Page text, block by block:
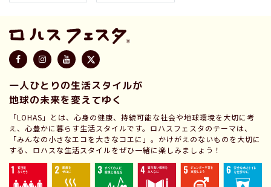
一人ひとりの生活スタイルが
地球の未来を変えてゆく
「LOHAS」とは、心身の健康、持続可能な社会や地球環境を大切に考
え、心豊かに暮らす生活スタイルです。ロハスフェスタのテーマは、
「みんなの小さなエコを大きなコエに」。かけがえのないものを大切に
する、ロハスな生活スタイルをぜひ一緒に楽しみましょう！